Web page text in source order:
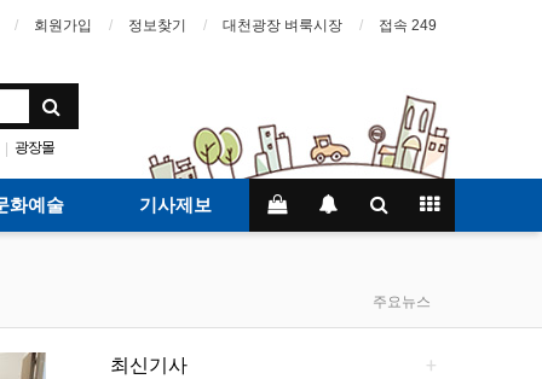
회원가입 정보찾기 대천광장 벼룩시장 접속 249
| 광장몰
화예술 기사제보
주요뉴스
+
최신기사